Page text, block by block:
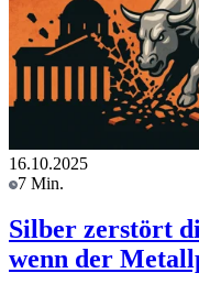
16.10.2025
7 Min.
Silber zerstört
wenn der